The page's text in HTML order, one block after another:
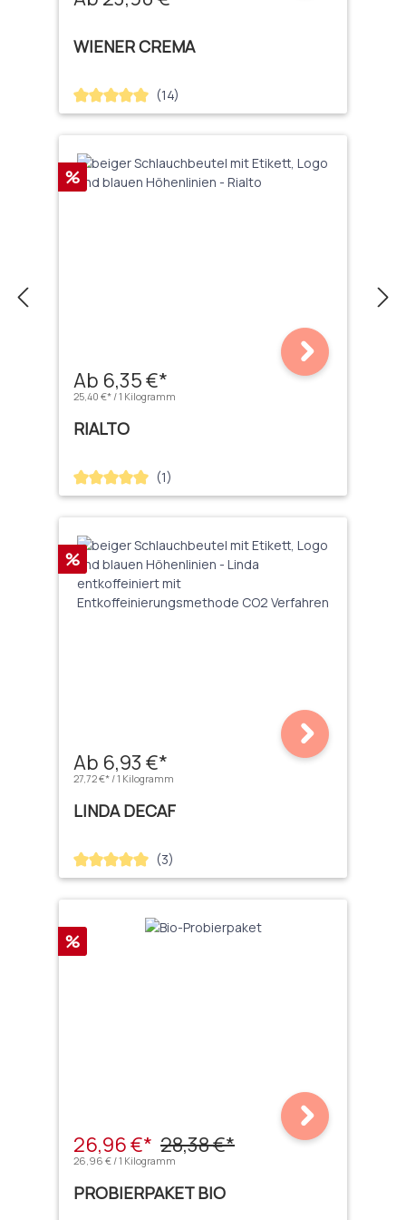
WIENER CREMA
Durchschnittliche Bewertung von 5 von 5 Sternen
(14)
Rabatt
%
Ab 6,35 €*
25,40 €* / 1 Kilogramm
RIALTO
Durchschnittliche Bewertung von 5 von 5 Sternen
(1)
Rabatt
%
Ab 6,93 €*
27,72 €* / 1 Kilogramm
LINDA DECAF
Durchschnittliche Bewertung von 5 von 5 Sternen
(3)
Rabatt
%
26,96 €* 28,38 €*
26,96 € / 1 Kilogramm
PROBIERPAKET BIO